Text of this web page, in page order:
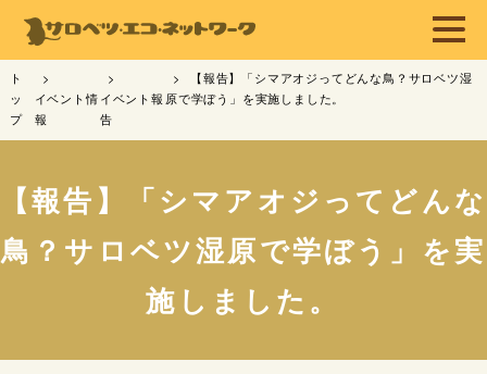
ト
ッ
プ
イベント情
報
イベント報
告
【報告】「シマアオジってどんな鳥？サロベツ湿
原で学ぼう」を実施しました。
【報告】「シマアオジってどんな
鳥？サロベツ湿原で学ぼう」を実
施しました。